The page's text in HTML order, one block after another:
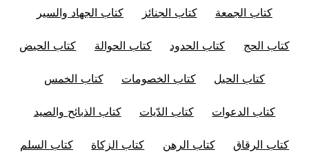
كتاب الجمعة كتاب الجنائز كتاب الجهاد والسير
كتاب الحج كتاب الحدود كتاب الحوالة كتاب الحيض
كتاب الحيل كتاب الخصومات كتاب الخمس
كتاب الدعوات كتاب الدّيات كتاب الذبائح والصيد
كتاب الرقاق كتاب الرهن كتاب الزكاة كتاب السلم